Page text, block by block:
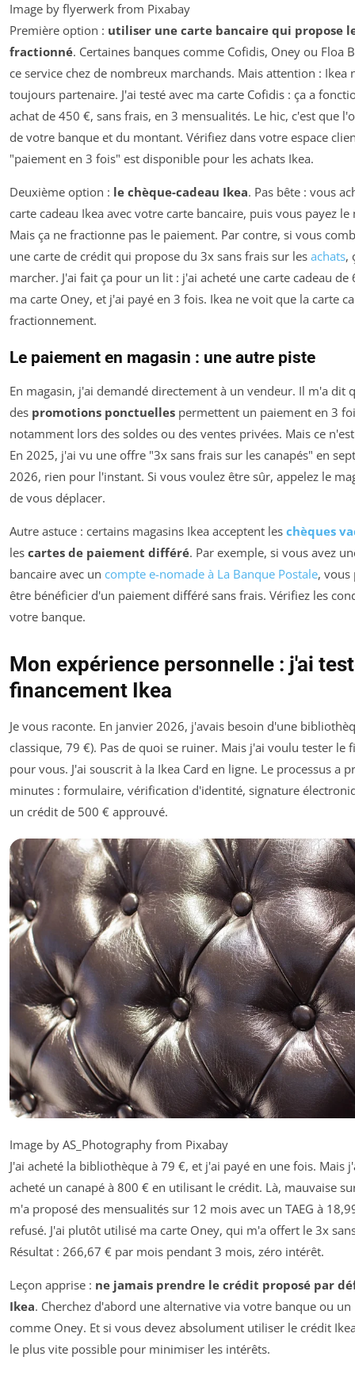
Image by flyerwerk from Pixabay
Première option : utiliser une carte bancaire qui propose
fractionné. Certaines banques comme Cofidis, Oney ou Floa
ce service chez de nombreux marchands. Mais attention : Ikea
toujours partenaire. J'ai testé avec ma carte Cofidis : ça a
achat de 450 €, sans frais, en 3 mensualités. Le hic, c'est que
de votre banque et du montant. Vérifiez dans votre espace
"paiement en 3 fois" est disponible pour les achats Ikea.
Deuxième option : le chèque-cadeau Ikea. Pas bête : vous
carte cadeau Ikea avec votre carte bancaire, puis vous payez le
Mais ça ne fractionne pas le paiement. Par contre, si vous
une carte de crédit qui propose du 3x sans frais sur les achats,
marcher. J'ai fait ça pour un lit : j'ai acheté une carte cadeau de
ma carte Oney, et j'ai payé en 3 fois. Ikea ne voit que la carte
fractionnement.
Le paiement en magasin : une autre piste
En magasin, j'ai demandé directement à un vendeur. Il m'a dit
des promotions ponctuelles permettent un paiement en 3
notamment lors des soldes ou des ventes privées. Mais ce
En 2025, j'ai vu une offre "3x sans frais sur les canapés" en
2026, rien pour l'instant. Si vous voulez être sûr, appelez le
de vous déplacer.
Autre astuce : certains magasins Ikea acceptent les chèques
les cartes de paiement différé. Par exemple, si vous avez
bancaire avec un compte e-nomade à La Banque Postale, vous
être bénéficier d'un paiement différé sans frais. Vérifiez les
votre banque.
Mon expérience personnelle : j'ai
financement Ikea
Je vous raconte. En janvier 2026, j'avais besoin d'une
classique, 79 €). Pas de quoi se ruiner. Mais j'ai voulu tester le
pour vous. J'ai souscrit à la Ikea Card en ligne. Le processus a
minutes : formulaire, vérification d'identité, signature
un crédit de 500 € approuvé.
Image by AS_Photography from Pixabay
J'ai acheté la bibliothèque à 79 €, et j'ai payé en une fois. Mais
acheté un canapé à 800 € en utilisant le crédit. Là, mauvaise
m'a proposé des mensualités sur 12 mois avec un TAEG à
refusé. J'ai plutôt utilisé ma carte Oney, qui m'a offert le 3x
Résultat : 266,67 € par mois pendant 3 mois, zéro intérêt.
Leçon apprise : ne jamais prendre le crédit proposé par
Ikea. Cherchez d'abord une alternative via votre banque ou
comme Oney. Et si vous devez absolument utiliser le crédit
le plus vite possible pour minimiser les intérêts.